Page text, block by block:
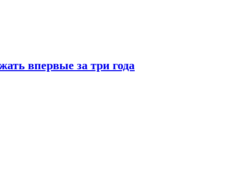
впервые за три года